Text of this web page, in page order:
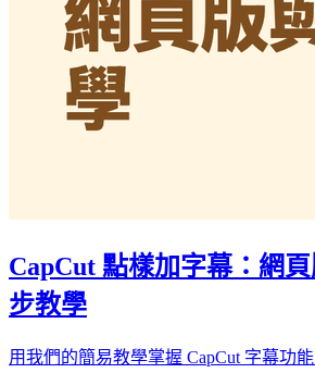
CapCut 點樣加字幕：網
步教學
用我們的簡易教學掌握 CapCut 字幕功